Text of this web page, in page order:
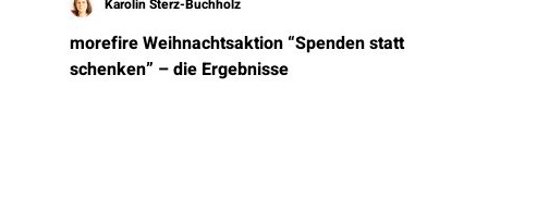
Karolin Sterz-Buchholz
morefire Weihnachtsaktion “Spenden statt
schenken” – die Ergebnisse